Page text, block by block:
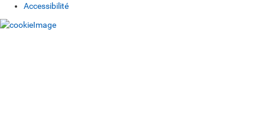
Accessibilité